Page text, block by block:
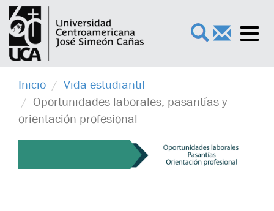
×
Inicio
Vida estudiantil
Oportunidades laborales, pasantías y
orientación profesional